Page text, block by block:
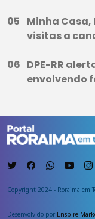
Minha
visitas a
DPE-RR
envolvendo
Copyright 2024 - Roraima em
Desenvolvido por Enspire